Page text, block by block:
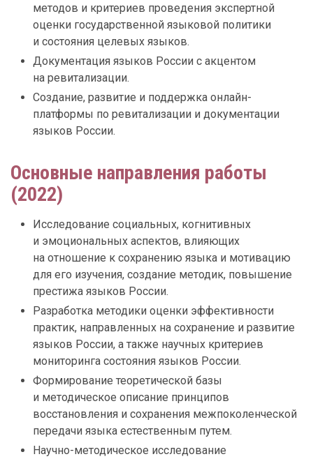
методов и критериев проведения экспертной
оценки государственной языковой политики
и состояния целевых языков.
Документация языков России с акцентом
на ревитализации.
Создание, развитие и поддержка онлайн-
платформы по ревитализации и документации
языков России.
Основные направления работы
(2022)
Исследование социальных, когнитивных
и эмоциональных аспектов, влияющих
на отношение к сохранению языка и мотивацию
для его изучения, создание методик, повышение
престижа языков России.
Разработка методики оценки эффективности
практик, направленных на сохранение и развитие
языков России, а также научных критериев
мониторинга состояния языков России.
Формирование теоретической базы
и методическое описание принципов
восстановления и сохранения межпоколенческой
передачи языка естественным путем.
Научно-методическое исследование